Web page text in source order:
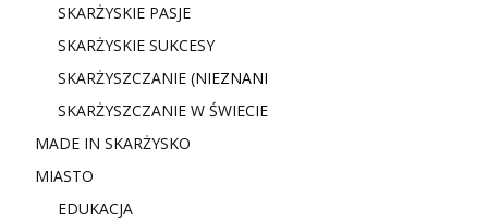
SKARŻYSKIE PASJE
SKARŻYSKIE SUKCESY
SKARŻYSZCZANIE (NIEZNANI
SKARŻYSZCZANIE W ŚWIECIE
MADE IN SKARŻYSKO
MIASTO
EDUKACJA